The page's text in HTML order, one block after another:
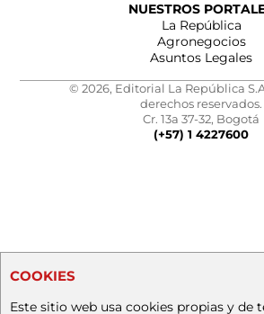
NUESTROS
La República
Agronegocios
Asuntos Legales
© 2026, Editorial La República
derechos reservados.
Cr. 13a 37-32, Bogotá
(+57) 1 4227600
COOKIES
Este sitio web usa cookies propias y de